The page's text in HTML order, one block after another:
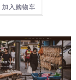
加入购物车